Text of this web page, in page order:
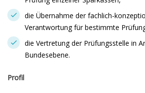
die Übernahme der fachlich-
Verantwortung für bestimmte
die Vertretung der Prüfungsstelle in
Bundesebene.
Profil